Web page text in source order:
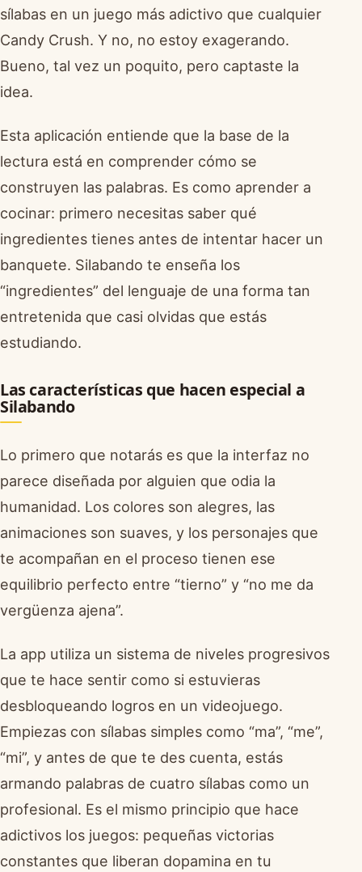
sílabas en un juego más adictivo que cualquier
Candy Crush. Y no, no estoy exagerando.
Bueno, tal vez un poquito, pero captaste la
idea.
Esta aplicación entiende que la base de la
lectura está en comprender cómo se
construyen las palabras. Es como aprender a
cocinar: primero necesitas saber qué
ingredientes tienes antes de intentar hacer un
banquete. Silabando te enseña los
“ingredientes” del lenguaje de una forma tan
entretenida que casi olvidas que estás
estudiando.
Las características que hacen especial a
Silabando
Lo primero que notarás es que la interfaz no
parece diseñada por alguien que odia la
humanidad. Los colores son alegres, las
animaciones son suaves, y los personajes que
te acompañan en el proceso tienen ese
equilibrio perfecto entre “tierno” y “no me da
vergüenza ajena”.
La app utiliza un sistema de niveles progresivos
que te hace sentir como si estuvieras
desbloqueando logros en un videojuego.
Empiezas con sílabas simples como “ma”, “me”,
“mi”, y antes de que te des cuenta, estás
armando palabras de cuatro sílabas como un
profesional. Es el mismo principio que hace
adictivos los juegos: pequeñas victorias
constantes que liberan dopamina en tu